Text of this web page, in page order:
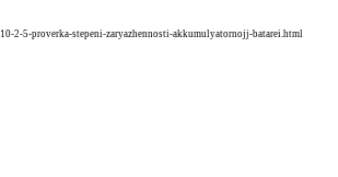
10-2-5-proverka-stepeni-zaryazhennosti-akkumulyatornojj-batarei.html